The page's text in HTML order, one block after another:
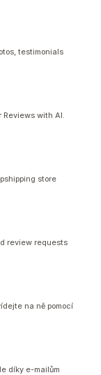
testimonials
Reviews with AI.
store
review requests
na ně pomocí
díky e-mailům